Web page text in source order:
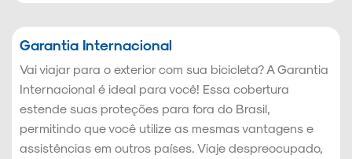
Garantia Internacional
Vai viajar para o exterior com sua bicicleta? A Garantia
Internacional é ideal para você! Essa cobertura
estende suas proteções para fora do Brasil,
permitindo que você utilize as mesmas vantagens e
assistências em outros países. Viaje despreocupado,